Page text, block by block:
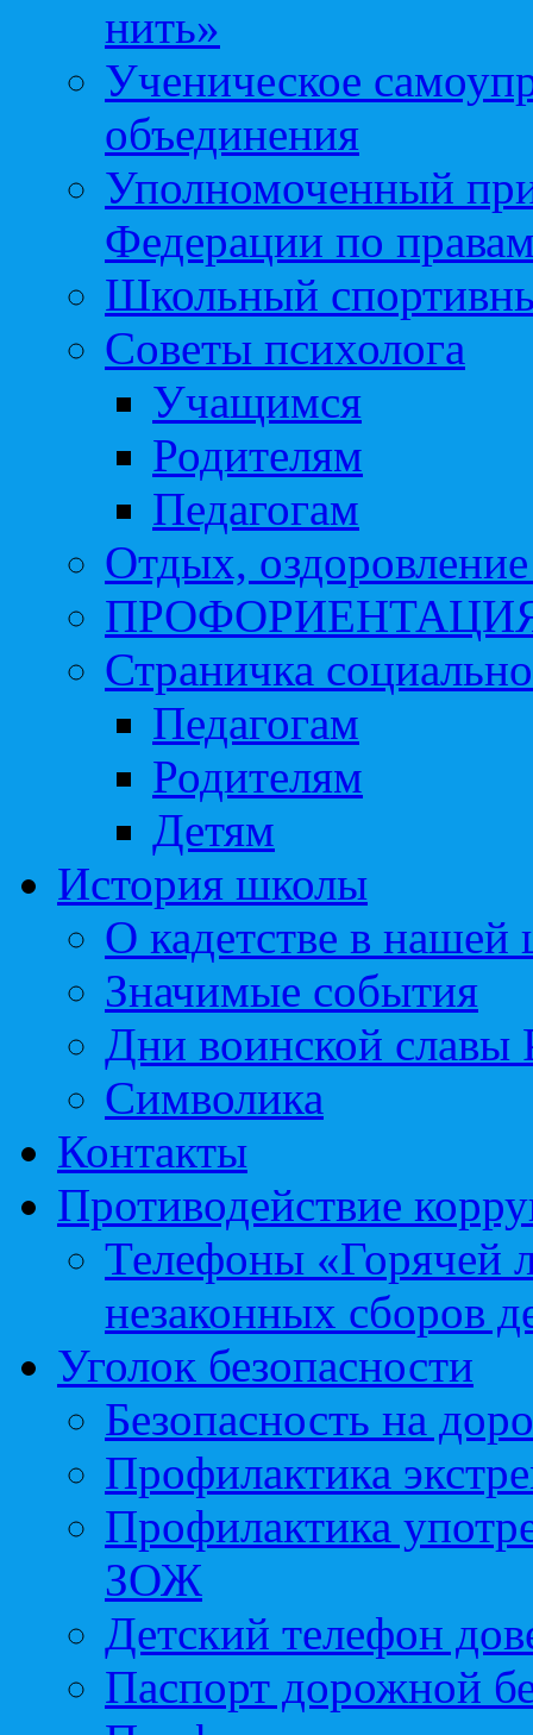
нить»
Ученическое
объединения
Уполномоченный
Федерации по
Школьный
Советы психолога
Учащимся
Родителям
Педагогам
Отдых, оздоровление
Страничка
Педагогам
Родителям
Детям
История школы
О кадетстве в нашей
Значимые события
Дни воинской славы
Символика
Контакты
Противодействие
Телефоны «Горячей
незаконных сборов
Уголок безопасности
Безопасность на
Профилактика
Профилактика
ЗОЖ
Детский телефон
Паспорт дорожной